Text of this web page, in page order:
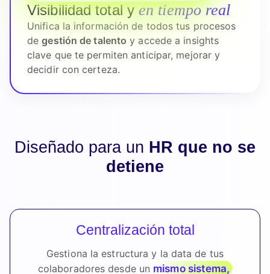
Visibilidad total yen tiempo real
Unifica la información de todos tus procesos
degestión de talento y accede a insights
clave que te permiten anticipar, mejorar y
decidir con certeza.
Diseñado para un HR que no se
detiene
Centralización total
Gestiona la estructura y la data de tus
colaboradores desde un mismo sistema,